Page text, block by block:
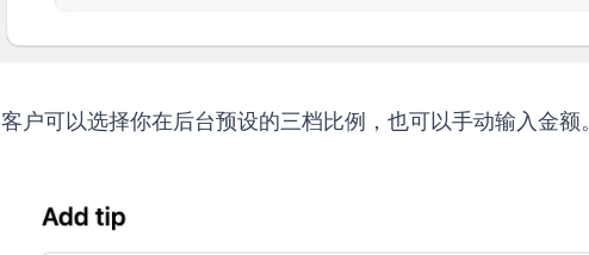
客户可以选择你在后台预设的三档比例，也可以手动输入金额。